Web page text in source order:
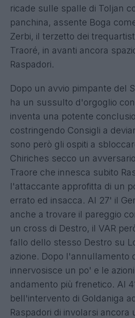
ricade sulle spalle di Toljan
panchina, assente Boga
Zerbi, il terzetto dei
Traoré, in avanti ancora
Raspadori.
Dopo un avvio pimpante del
ha un sussulto d'orgoglio
inventa una potente
costringendo Consigli a
sono però gli ospiti a
Chiriches secco un
Traore che innesca subito
l'attaccante approfitta di un
errato ed insacca. Al 27' il
anche a trovare il pareggio
un cross di Destro, il VAR
fallo dello stesso Destro su
azione. Dopo l'annullamento
innervosisce un po' e le
andamento più frenetico. Al
bell'intervento di Goldaniga
Raspadori di involarsi ancora